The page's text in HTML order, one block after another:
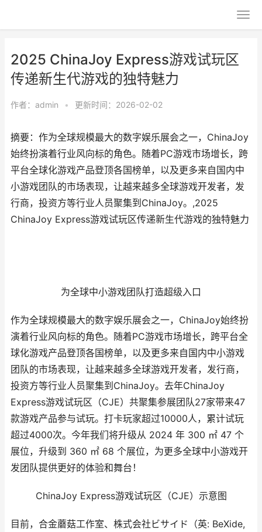
2025 ChinaJoy Express游戏试玩区
传递新生代游戏的独特魅力
作者： admin • 更新时间：2026-02-02
摘要：作为全球规模最大的数字娱乐展会之一，ChinaJoy
始终扮演着行业风向标的角色。随着PC游戏市场增长，跨
平台全球化游戏产品登顶各国榜单，以及更多来自国内中
小游戏团队的市场表现，让越来越多全球游戏开发者，发
行商，投资方等行业人员聚集到ChinaJoy。,2025
ChinaJoy Express游戏试玩区传递新生代游戏的独特魅力
为全球中小游戏团队打造超级入口
作为全球规模最大的数字娱乐展会之一，ChinaJoy始终扮
演着行业风向标的角色。随着PC游戏市场增长，跨平台全
球化游戏产品登顶各国榜单，以及更多来自国内中小游戏
团队的市场表现，让越来越多全球游戏开发者，发行商，
投资方等行业人员聚集到ChinaJoy。去年ChinaJoy
Express游戏试玩区（CJE）共聚集参展团队27家带来47
款游戏产品参与试玩。打卡玩家超过10000人，累计试玩
超过4000次。今年我们将升级从 2024 年 300 ㎡ 47 个
展位，升级到 360 ㎡ 68 个展位，为更多全球中小游戏开
发团队提供更好的体验和舞台！
ChinaJoy Express游戏试玩区（CJE）示意图
目前，合金蘑菇工作室、株式会社ビサイド（英: BeXide,